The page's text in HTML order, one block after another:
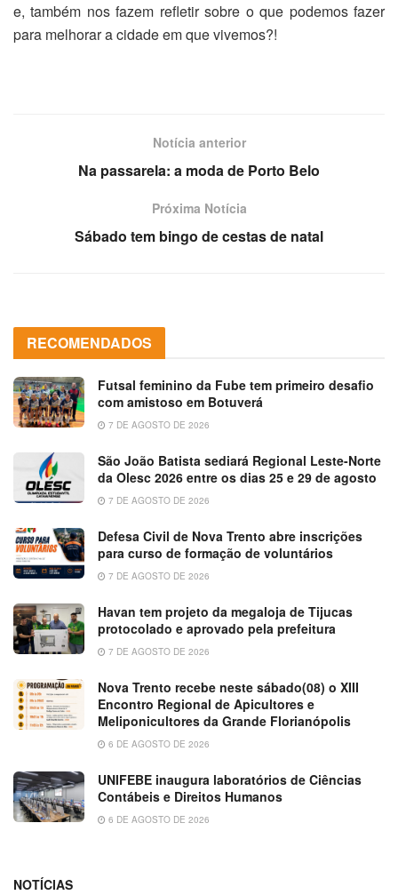
e, também nos fazem refletir sobre o que podemos fazer
para melhorar a cidade em que vivemos?!
Notícia anterior
Na passarela: a moda de Porto Belo
Próxima Notícia
Sábado tem bingo de cestas de natal
RECOMENDADOS
Futsal feminino da Fube tem primeiro desafio
com amistoso em Botuverá
7 DE AGOSTO DE 2026
São João Batista sediará Regional Leste-Norte
da Olesc 2026 entre os dias 25 e 29 de agosto
7 DE AGOSTO DE 2026
Defesa Civil de Nova Trento abre inscrições
para curso de formação de voluntários
7 DE AGOSTO DE 2026
Havan tem projeto da megaloja de Tijucas
protocolado e aprovado pela prefeitura
7 DE AGOSTO DE 2026
Nova Trento recebe neste sábado(08) o XIII
Encontro Regional de Apicultores e
Meliponicultores da Grande Florianópolis
6 DE AGOSTO DE 2026
UNIFEBE inaugura laboratórios de Ciências
Contábeis e Direitos Humanos
6 DE AGOSTO DE 2026
NOTÍCIAS